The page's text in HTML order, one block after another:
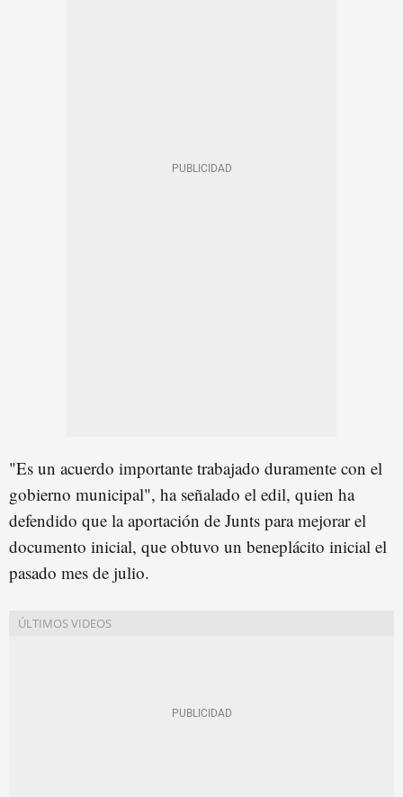
"Es un acuerdo importante trabajado duramente con el
gobierno municipal", ha señalado el edil, quien ha
defendido que la aportación de Junts para mejorar el
documento inicial, que obtuvo un beneplácito inicial el
pasado mes de julio.